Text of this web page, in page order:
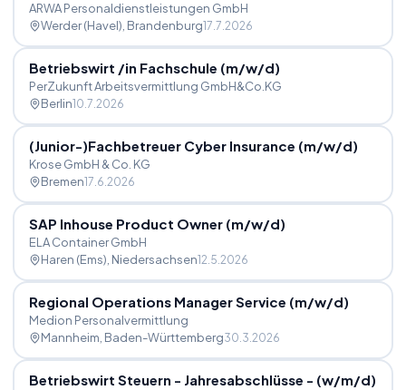
ARWA Personaldienstleistungen GmbH
Werder (Havel) , Brandenburg17.7.2026
Betriebswirt /in Fachschule (m/w/d)
PerZukunft Arbeitsvermittlung GmbH&Co.KG
Berlin10.7.2026
(Junior-)Fachbetreuer Cyber Insurance (m/w/d)
Krose GmbH & Co. KG
Bremen17.6.2026
SAP Inhouse Product Owner (m/w/d)
ELA Container GmbH
Haren (Ems) , Niedersachsen12.5.2026
Regional Operations Manager Service (m/w/d)
Medion Personalvermittlung
Mannheim , Baden-Württemberg30.3.2026
Betriebswirt Steuern - Jahresabschlüsse - (w/m/d)